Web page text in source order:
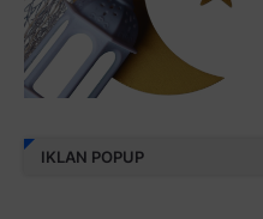
IKLAN POPUP